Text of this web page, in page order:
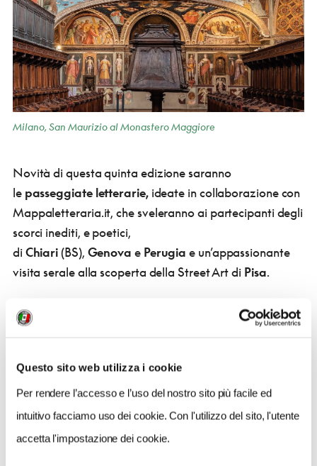
Questo sito web utilizza i cookie
Per rendere l’accesso e l’uso del nostro sito più facile ed
intuitivo facciamo uso dei cookie. Con l'utilizzo del sito, l'utente
accetta l'impostazione dei cookie.
Milano, San Maurizio al Monastero Maggiore
Novità di questa quinta edizione saranno
le passeggiate letterarie, ideate in collaborazione con
Mappaletteraria.it, che sveleranno ai partecipanti degli
scorci inediti, e poetici,
diChiari(BS), Genova e Perugia e un’appassionante
visita serale alla scoperta della Street Art di Pisa.
Non mancherà, come ormai da tradizione,
importanti testimonianze storiche e artistiche:
Isimbardi(sede della Città metropolitana di Milano)
ePalazzo Clerici sede di ISPI(Istituto per gli Studi di
Politica Internazionale) che sveleranno le straordinarie